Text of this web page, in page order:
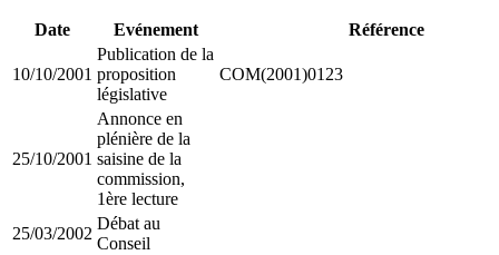
Date Evénement Référence
10/10/2001
Publication de la
proposition
législative
COM(2001)0123
25/10/2001
Annonce en
plénière de la
saisine de la
commission,
1ère lecture
25/03/2002
Débat au
Conseil